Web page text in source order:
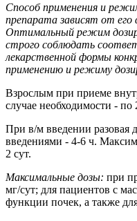
Способ применения и
препарата зависят от
Оптимальный режим
строго соблюдать
лекарственной формы
применению и режиму
Взрослым при приеме
случае необходимости - по
При в/м введении разовая
введениями - 4-6 ч.
2 сут.
Максимальные дозы: при
мг/сут; для пациентов с
функции почек, а также